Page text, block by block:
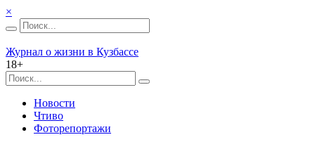
×
Журнал о жизни в Кузбассе
18+
Новости
Чтиво
Фоторепортажи